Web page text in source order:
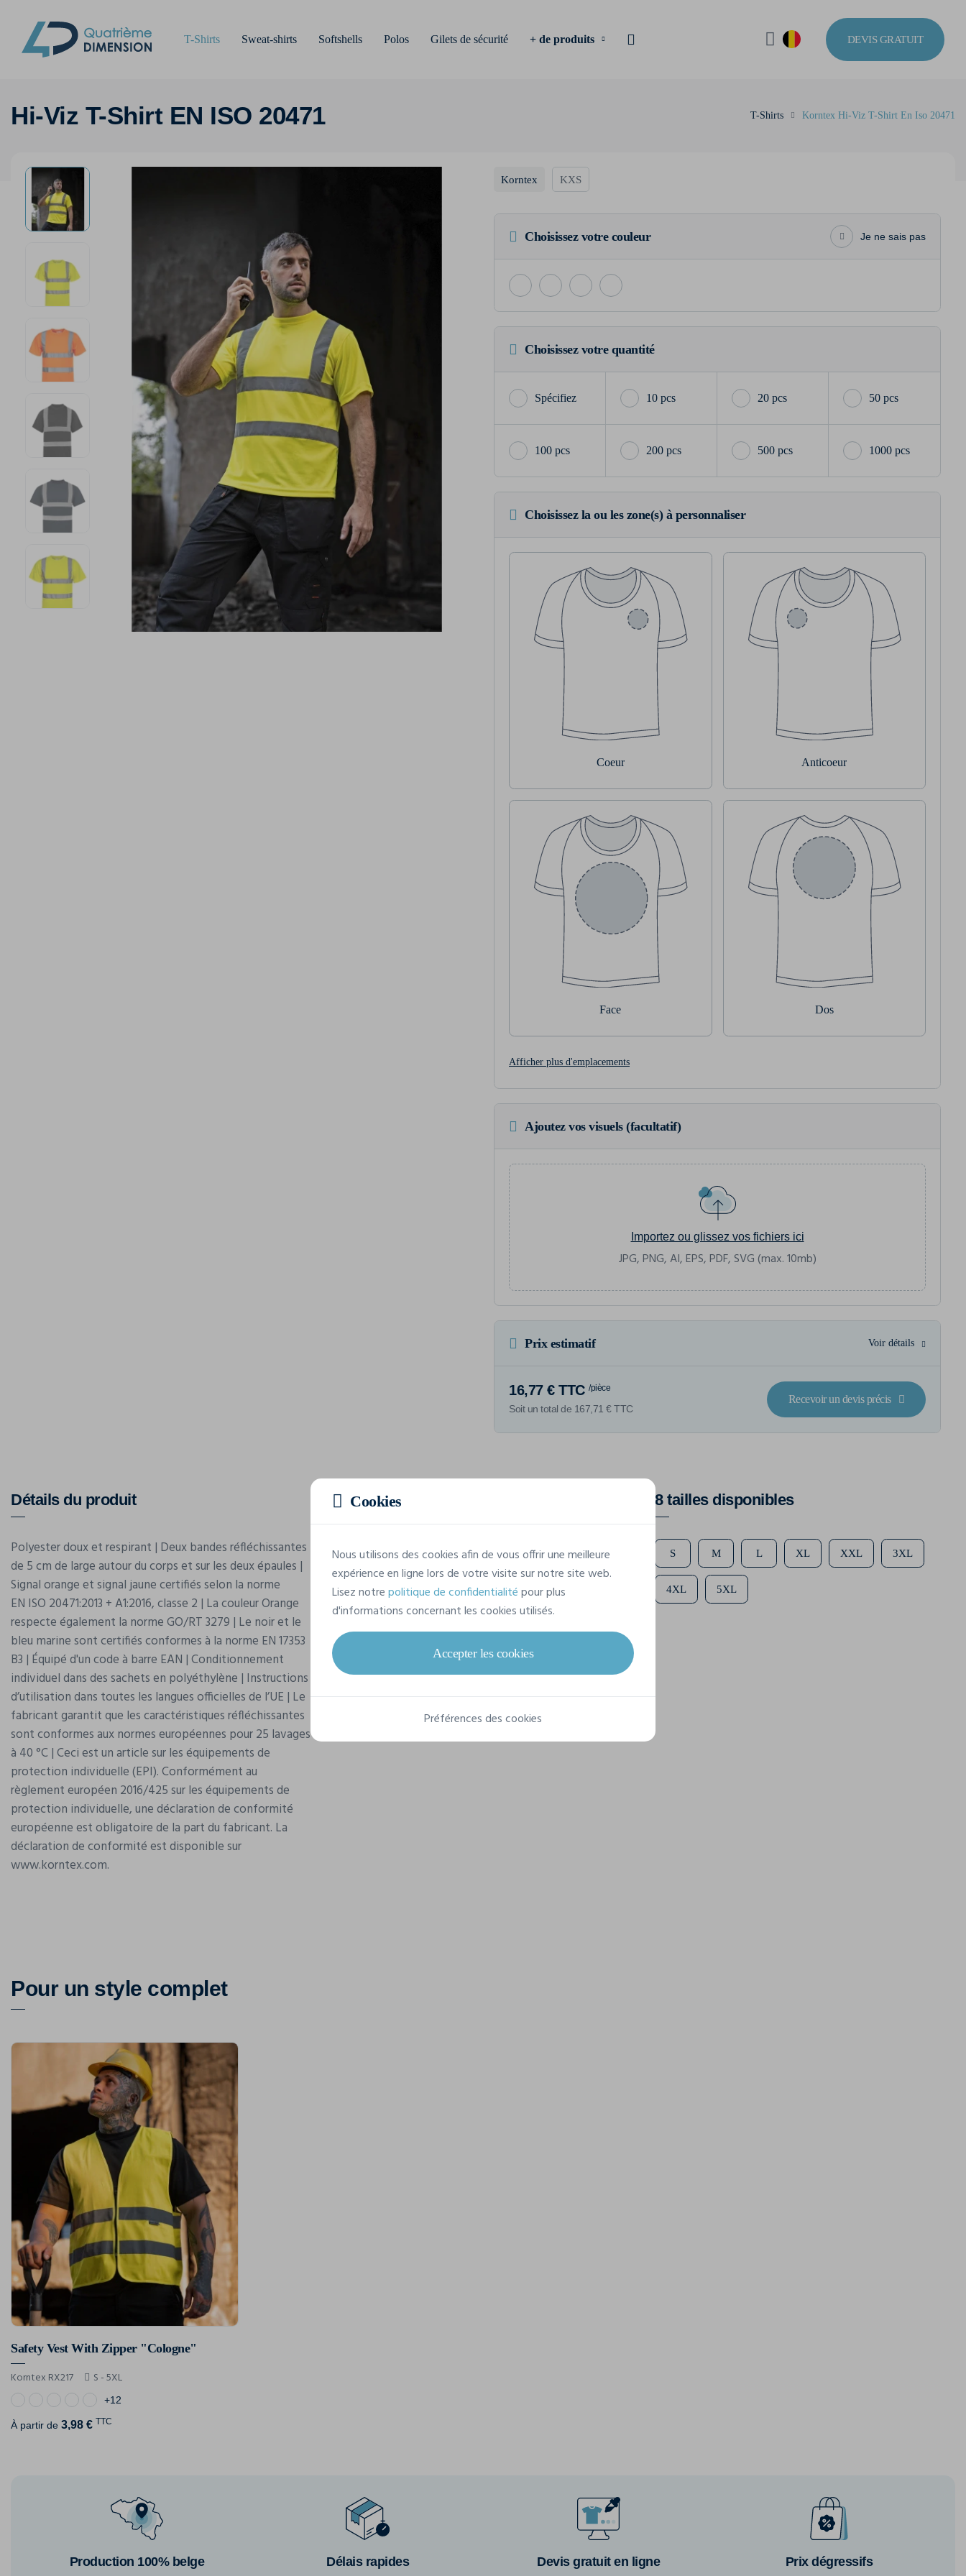
T-Shirts Sweat-shirts Softshells Polos Gilets de sécurité + de produits DEVIS GRATUIT
Hi-Viz T-Shirt EN ISO 20471 T-Shirts Korntex Hi-Viz T-Shirt En Iso 20471
Korntex KXS
Choisissez votre couleur Je ne sais pas
Choisissez votre quantité
10 pcs 20 pcs 50 pcs
100 pcs 200 pcs 500 pcs 1000 pcs
Choisissez la ou les zone(s) à personnaliser
Coeur Anticoeur
Face Dos
Afficher plus d'emplacements
Ajoutez vos visuels (facultatif)
Importez ou glissez vos fichiers ici
JPG, PNG, AI, EPS, PDF, SVG (max. 10mb)
Prix estimatif Voir détails
16,77 € TTC /pièce
Soit un total de 167,71 € TTC
Recevoir un devis précis
Détails du produit
Polyester doux et respirant | Deux bandes réfléchissantes
de 5 cm de large autour du corps et sur les deux épaules |
Signal orange et signal jaune certifiés selon la norme
EN ISO 20471:2013 + A1:2016, classe 2 | La couleur Orange
respecte également la norme GO/RT 3279 | Le noir et le
bleu marine sont certifiés conformes à la norme EN 17353
B3 | Équipé d'un code à barre EAN | Conditionnement
individuel dans des sachets en polyéthylène | Instructions
d’utilisation dans toutes les langues officielles de l’UE | Le
fabricant garantit que les caractéristiques réfléchissantes
sont conformes aux normes européennes pour 25 lavages
à 40 °C | Ceci est un article sur les équipements de
protection individuelle (EPI). Conformément au
règlement européen 2016/425 sur les équipements de
protection individuelle, une déclaration de conformité
européenne est obligatoire de la part du fabricant. La
déclaration de conformité est disponible sur
www.korntex.com.
Caractéristiques
Marque
Korntex
Référence
Grammage
Composition
100% polyester
8 tailles disponibles
S M L XL XXL 3XL
4XL 5XL
Pour un style complet
Safety Vest With Zipper "Cologne"
Korntex RX217 S - 5XL
+12
À partir de 3,98 € TTC
Production 100% belge Délais rapides Devis gratuit en ligne Prix dégressifs
Cookies
Nous utilisons des cookies afin de vous offrir une meilleure
expérience en ligne lors de votre visite sur notre site web.
Lisez notrepolitique de confidentialitépour plus
d'informations concernant les cookies utilisés.
Accepter les cookies
Préférences des cookies